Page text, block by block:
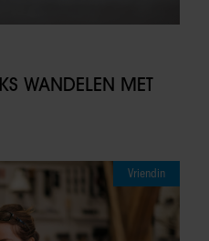
WANDELEN MET
Vriendin